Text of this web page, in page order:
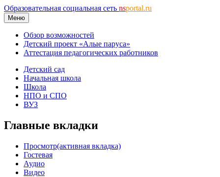
Образовательная социальная сеть nsportal.ru
Меню
Обзор возможностей
Детский проект «Алые паруса»
Аттестация педагогических работников
Детский сад
Начальная школа
Школа
НПО и СПО
ВУЗ
Главные вкладки
Просмотр(активная вкладка)
Гостевая
Аудио
Видео